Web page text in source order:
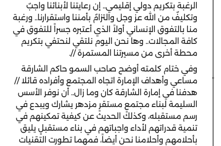
الرغبة بتكريم دولي إقليمي.. إن رعايتنا لأبنائنا واجبٌ
وتكليفٌ من الله عز وجل والتزامٌ بأمننا واستقرارنا.. ورغبة
منا بالتفوق الإنساني أولاً الذي أعتبره جسراً للتفوق في
كافة المجالات.. وها نحن اليوم نلتقي لنحتفي بتكريم
محطة أخرى من مسيرتنا المستمرة //.
وفي ختام كلمته أوضح صاحب السمو حاكم الشارقة
مساعي وأهداف الإمارة اتجاه المجتمع وأفراده قائلا //
هدفنا في إمارة الشارقة كان وما زال.. أن نوفر الأسس
السليمة لبناء مجتمعٍ مستقرٍ مزدهر يشارك ويبدع في
رسم مستقبله، وكذلك الحديث عن كيفية تمكينهم في
تنمية قدراتهم لأداء واجباتهم في بناء مستقبلٍ يليق
بأحلامهم وأحلامنا نحن أيضاً، فمهما تطورت التقنيات